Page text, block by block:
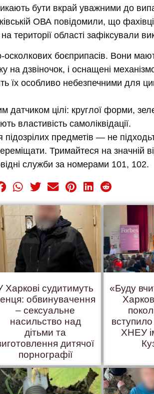
бути вкрай уважними до
ОВА повідомили, що фахівці
на території області зафіксували
осколкових боєприпасів. Вони
на дзвіночок, і оснащені
їх особливо небезпечними для
датчиком цілі: круглої форми,
властивість самоліквідації.
підозрілих предметів — не
Тримайтеся на значній
служби за номерами 101, 102.
Харкові судитимуть
обвинувачення
– сексуальне
насильство над
дітьми та
дитячої
порнографії
«Буду
ХНЕУ